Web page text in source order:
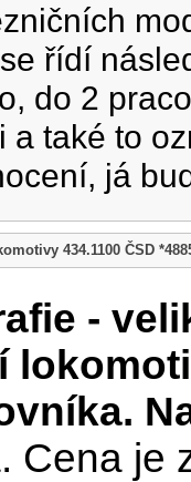
řídí
do 2
a také to
já
434.1100 ČSD
-
Cena je